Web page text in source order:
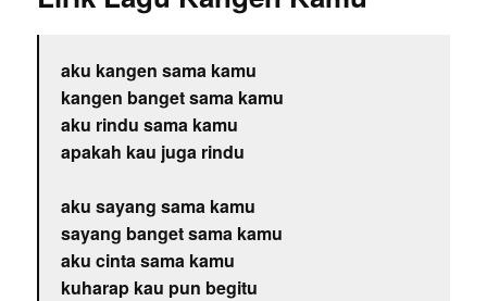
aku kangen sama kamu
kangen banget sama kamu
aku rindu sama kamu
apakah kau juga rindu
aku sayang sama kamu
sayang banget sama kamu
aku cinta sama kamu
kuharap kau pun begitu